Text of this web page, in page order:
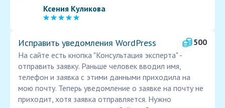
Ксения Куликова
Исправить уведомления WordPress
500
На сайте есть кнопка "Консультация эксперта" -
отправить заявку. Раньше человек вводил имя,
телефон и заявка с этими данными приходила на
мою почту. Теперь уведомление о заявке на почту не
приходит, хотя заявка отправляется. Нужно